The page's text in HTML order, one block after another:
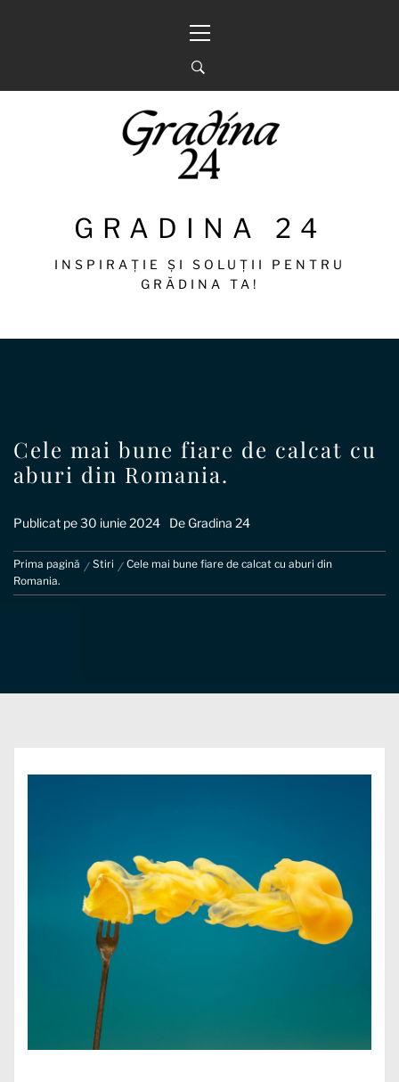
principal
GRADINA 24
INSPIRAȚIE ȘI SOLUȚII PENTRU
GRĂDINA TA!
Cele mai bune fiare de calcat cu
aburi din Romania.
Publicat pe30 iunie 2024 De Gradina 24
Prima pagină Stiri
Cele mai bune fiare de calcat cu aburi din
Romania.